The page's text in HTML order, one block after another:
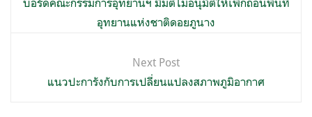
บอร์ดคณะกรรมการอุทยานฯ มีมติไม่อนุมัติให้เพิกถอนพื้นที่
อุทยานแห่งชาติดอยภูนาง
Next Post
แนวปะการังกับการเปลี่ยนแปลงสภาพภูมิอากาศ